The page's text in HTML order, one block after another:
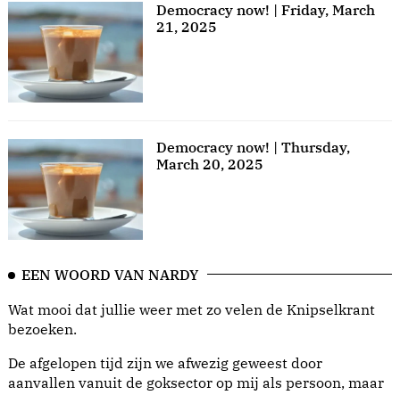
Democracy now! | Friday, March
21, 2025
Democracy now! | Thursday,
March 20, 2025
EEN WOORD VAN NARDY
Wat mooi dat jullie weer met zo velen de Knipselkrant
bezoeken.
De afgelopen tijd zijn we afwezig geweest door
aanvallen vanuit de goksector op mij als persoon, maar